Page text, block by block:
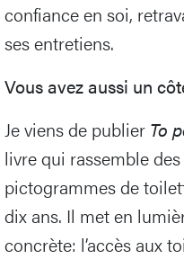
confiance en soi,
ses entretiens.
Vous avez aussi un
Je viens de publier To
livre qui rassemble
pictogrammes de
dix ans. Il met en
concrète: l’accès aux